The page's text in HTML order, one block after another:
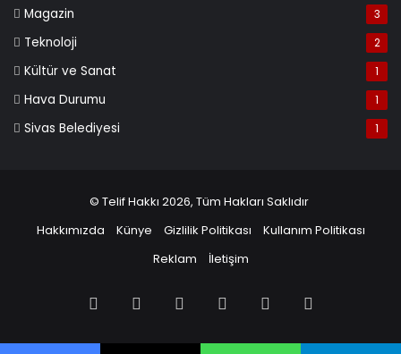
Magazin 3
Teknoloji 2
Kültür ve Sanat 1
Hava Durumu 1
Sivas Belediyesi 1
© Telif Hakkı 2026, Tüm Hakları Saklıdır
Hakkımızda
Künye Gizlilik Politikası
Kullanım Politikası
Reklam
İletişim
Facebook PinterestLinkedInYouTube